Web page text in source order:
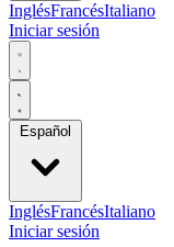
InglésFrancésItaliano
Iniciar sesión
Español
InglésFrancésItaliano
Iniciar sesión